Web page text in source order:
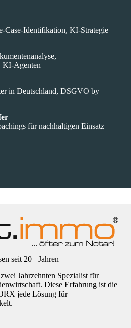
Case-Identifikation, KI-Strategie
KI-Agenten
in Deutschland, DSGVO by
für nachhaltigen Einsatz
seit 20+ Jahren
Jahrzehnten Spezialist für
Diese Erfahrung ist die
jede Lösung für